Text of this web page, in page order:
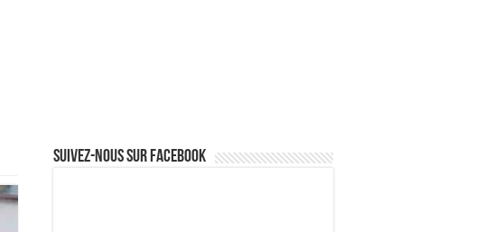
Suivez-nous sur Facebook